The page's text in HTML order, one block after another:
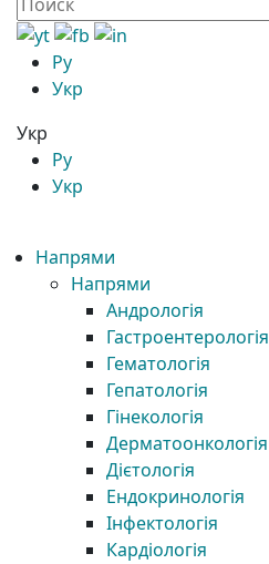
Ру
Укр
Укр
Ру
Укр
Напрями
Напрями
Андрологія
Гастроентерологія
Гематологія
Гепатологія
Гінекологія
Дерматоонкологія
Дієтологія
Ендокринологія
Інфектологія
Кардіологія